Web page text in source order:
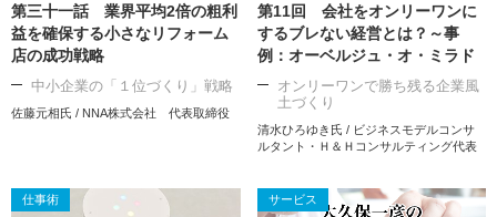
第三十一話 業界平均2倍の粗利
益を確保する小さなリフォーム
店の成功戦略
中小企業の「１位づくり」戦略
佐藤元相氏 / NNA株式会社 代表取締役
第11回 会社をオンリーワンに
するブレない経営とは？～事
例：オーベルジュ・オ・ミラド
オンリーワンで勝ち残る企業風
土づくり
清水ひろゆき氏 / ビジネスモデルコンサ
ルタント・Ｈ＆Ｈコンサルティング代表
仕事術 サービス